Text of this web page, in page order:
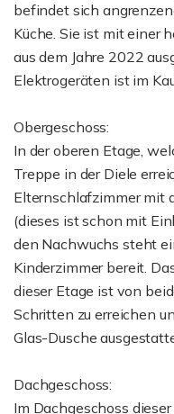
befindet sich
Küche. Sie ist mit einer
aus dem Jahre 2022
Elektrogeräten ist im
Obergeschoss:
In der oberen Etage,
Treppe in der Diele
Elternschlafzimmer mit
(dieses ist schon mit
den Nachwuchs steht
Kinderzimmer bereit.
dieser Etage ist von
Schritten zu erreichen
Glas-Dusche
Dachgeschoss:
Im Dachgeschoss